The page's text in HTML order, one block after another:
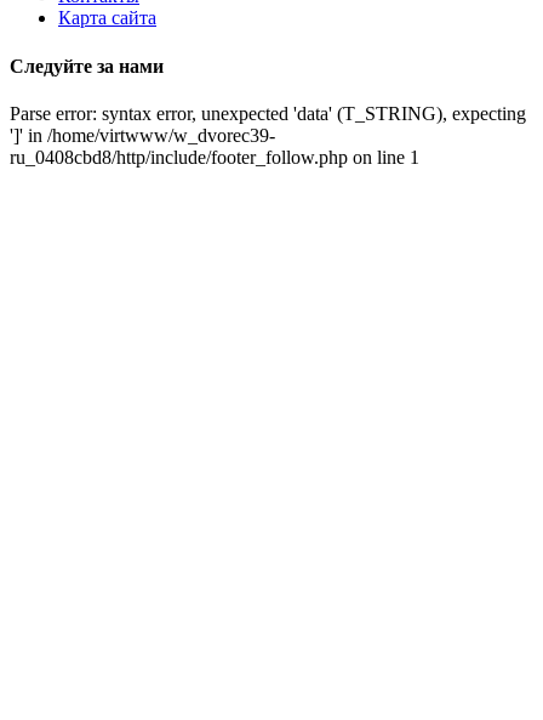
Карта сайта
Следуйте за нами
Parse error: syntax error, unexpected 'data' (T_STRING), expecting
']' in /home/virtwww/w_dvorec39-
ru_0408cbd8/http/include/footer_follow.php on line 1